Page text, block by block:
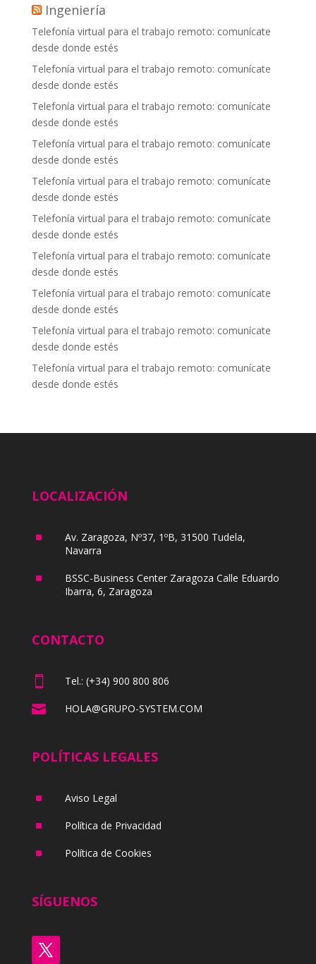
Ingeniería
Telefonía virtual para el trabajo remoto: comunícate
desde donde estés
Telefonía virtual para el trabajo remoto: comunícate
desde donde estés
Telefonía virtual para el trabajo remoto: comunícate
desde donde estés
Telefonía virtual para el trabajo remoto: comunícate
desde donde estés
Telefonía virtual para el trabajo remoto: comunícate
desde donde estés
Telefonía virtual para el trabajo remoto: comunícate
desde donde estés
Telefonía virtual para el trabajo remoto: comunícate
desde donde estés
Telefonía virtual para el trabajo remoto: comunícate
desde donde estés
Telefonía virtual para el trabajo remoto: comunícate
desde donde estés
Telefonía virtual para el trabajo remoto: comunícate
desde donde estés
LOCALIZACIÓN
^
Av. Zaragoza, Nº37, 1ºB, 31500 Tudela,
Navarra
^
BSSC-Business Center Zaragoza Calle Eduardo
Ibarra, 6, Zaragoza
CONTACTO
 Tel.: (+34) 900 800 806
 HOLA@GRUPO-SYSTEM.COM
POLÍTICAS LEGALES
^ Aviso Legal
^ Política de Privacidad
^ Política de Cookies
SÍGUENOS